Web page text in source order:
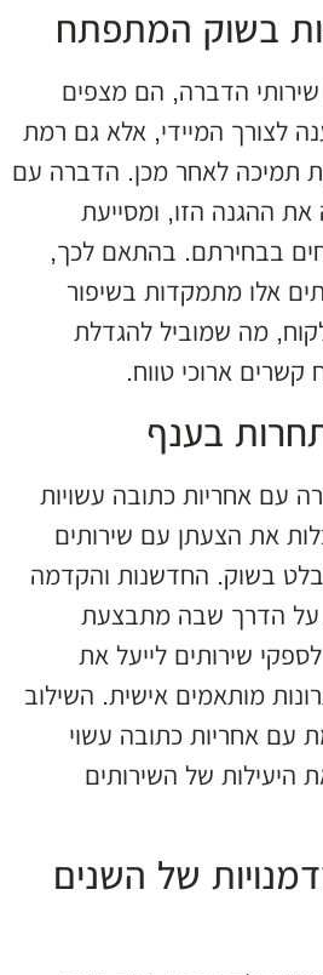
בשוק המתפתח
הדברה, הם מצפים
לצורך המיידי, אלא גם רמת
תמיכה לאחר מכן. הדברה עם
ההגנה הזו, ומסייעת
בבחירתם. בהתאם לכך,
אלו מתמקדות בשיפור
מה שמוביל להגדלת
קשרים ארוכי טווח.
בענף
עם אחריות כתובה עשויות
את הצעתן עם שירותים
בשוק. החדשנות והקדמה
על הדרך שבה מתבצעת
שירותים לייעל את
מותאמים אישית. השילוב
עם אחריות כתובה עשוי
היעילות של השירותים
של השנים